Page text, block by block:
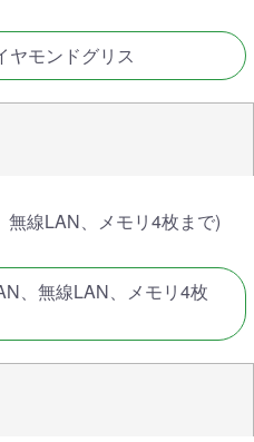
ヤモンドグリス
線LAN、メモリ4枚まで)
、無線LAN、メモリ4枚